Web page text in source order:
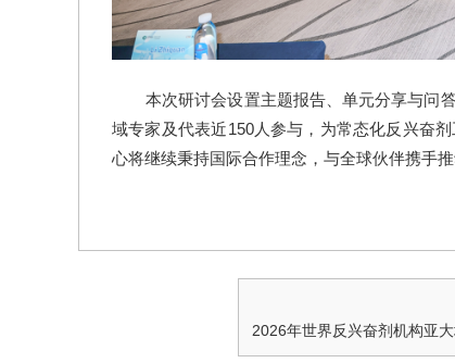
本次研讨会设置主题报告、单元分享与问
域专家及代表近150人参与，为常态化反兴奋
心将继续秉持国际合作理念，与全球伙伴携手推